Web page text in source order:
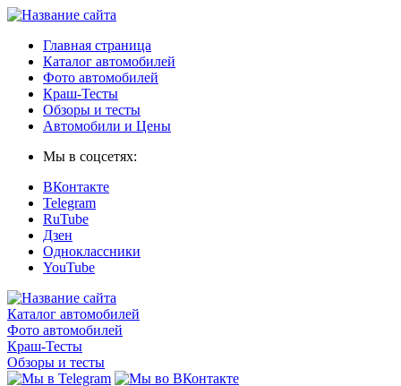
Главная страница
Каталог автомобилей
Фото автомобилей
Краш-Тесты
Обзоры и тесты
Автомобили и Цены
Мы в соцсетях:
ВКонтакте
Telegram
RuTube
Дзен
Одноклассники
YouTube
Каталог автомобилей
Фото автомобилей
Краш-Тесты
Обзоры и тесты